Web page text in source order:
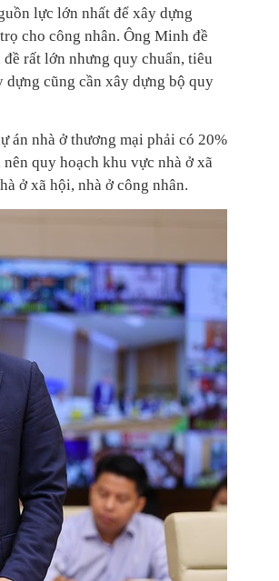
lực lớn nhất để xây dựng
cho công nhân. Ông Minh đề
rất lớn nhưng quy chuẩn, tiêu
cũng cần xây dựng bộ quy
án nhà ở thương mại phải có 20%
quy hoạch khu vực nhà ở xã
ở xã hội, nhà ở công nhân.